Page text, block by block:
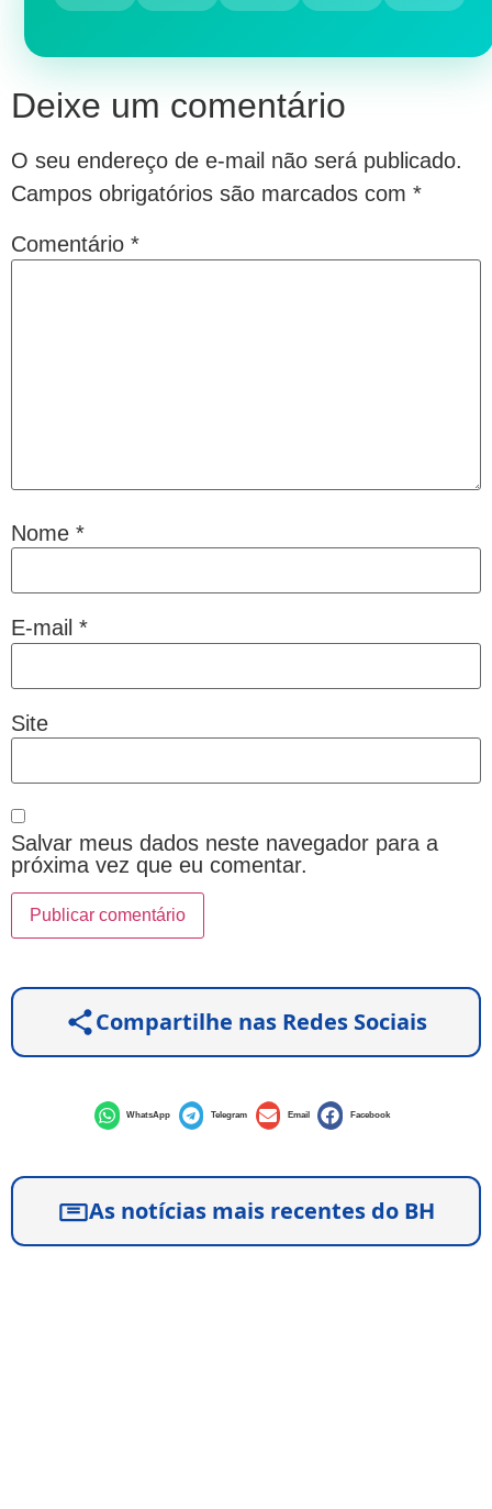
Deixe um comentário
O seu endereço de e-mail não será publicado.
Campos obrigatórios são marcados com *
Comentário *
Nome *
E-mail *
Site
Salvar meus dados neste navegador para a
próxima vez que eu comentar.
Compartilhe nas Redes Sociais
WhatsApp Telegram Email Facebook
As notícias mais recentes do BH